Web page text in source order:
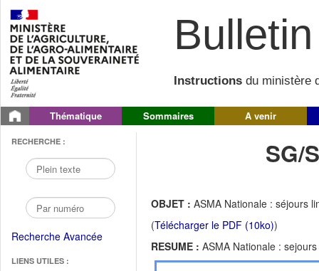
Instructions du ministère
Thématique Sommaires A venir
RECHERCHE :
Recherche Avancée
LIENS UTILES :
SG/
OBJET : ASMA Nationale : séjours
(Télécharger le PDF (10ko))
RESUME : ASMA Nationale :